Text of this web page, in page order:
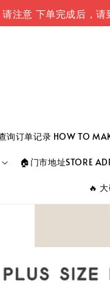
下单完成后，请到
询订单记录 HOW TO
🏠门市地址STORE
🔥